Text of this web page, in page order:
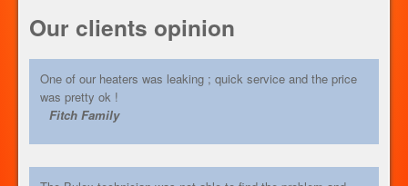
Our clients opinion
One of our heaters was leaking ; quick service and the price
was pretty ok !
Fitch Family